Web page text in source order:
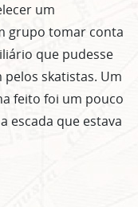
um
grupo tomar conta
que pudesse
skatistas. Um
feito foi um pouco
escada que estava
mais esse popup